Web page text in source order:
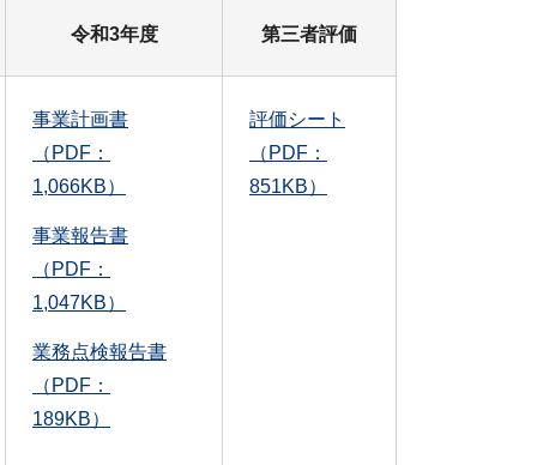
令和3年度 第三者評価
事業計画書
（PDF：
1,066KB）
事業報告書
（PDF：
1,047KB）
業務点検報告書
（PDF：
189KB）
評価シート
（PDF：
851KB）